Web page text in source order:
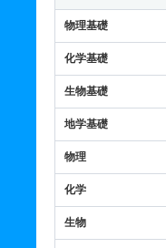
物理基礎
化学基礎
生物基礎
地学基礎
物理
化学
生物